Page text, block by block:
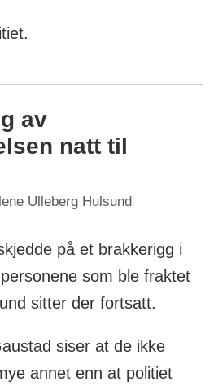
av
natt til
Ulleberg Hulsund
på et brakkerigg i
som ble fraktet
sitter der fortsatt.
siser at de ikke
annet enn at politiet